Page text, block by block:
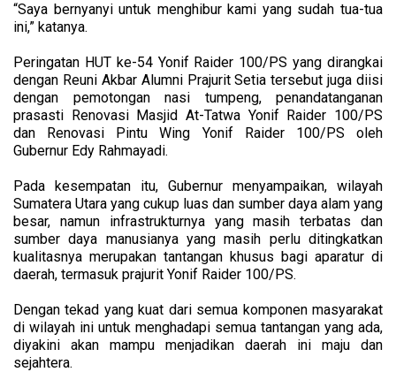
“Saya bernyanyi untuk menghibur kami yang sudah tua-tua
ini,” katanya.
Peringatan HUT ke-54 Yonif Raider 100/PS yang dirangkai
dengan Reuni Akbar Alumni Prajurit Setia tersebut juga diisi
dengan pemotongan nasi tumpeng, penandatanganan
prasasti Renovasi Masjid At-Tatwa Yonif Raider 100/PS
dan Renovasi Pintu Wing Yonif Raider 100/PS oleh
Gubernur Edy Rahmayadi.
Pada kesempatan itu, Gubernur menyampaikan, wilayah
Sumatera Utara yang cukup luas dan sumber daya alam yang
besar, namun infrastrukturnya yang masih terbatas dan
sumber daya manusianya yang masih perlu ditingkatkan
kualitasnya merupakan tantangan khusus bagi aparatur di
daerah, termasuk prajurit Yonif Raider 100/PS.
Dengan tekad yang kuat dari semua komponen masyarakat
di wilayah ini untuk menghadapi semua tantangan yang ada,
diyakini akan mampu menjadikan daerah ini maju dan
sejahtera.